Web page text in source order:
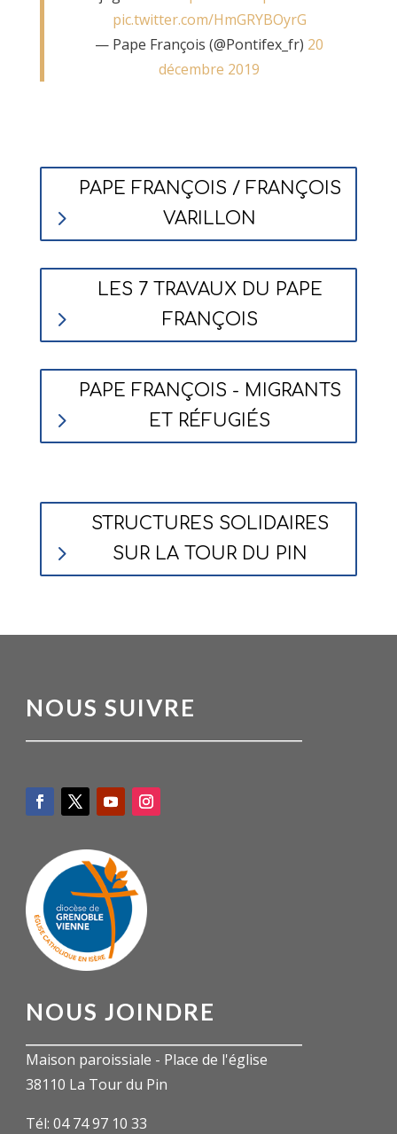
pic.twitter.com/HmGRYBOyrG
— Pape François (@Pontifex_fr) 20
décembre 2019
PAPE FRANÇOIS / FRANÇOIS
VARILLON
LES 7 TRAVAUX DU PAPE
FRANÇOIS
PAPE FRANÇOIS - MIGRANTS
ET RÉFUGIÉS
STRUCTURES SOLIDAIRES
SUR LA TOUR DU PIN
NOUS SUIVRE
NOUS JOINDRE
Maison paroissiale - Place de l'église
38110 La Tour du Pin
Tél: 04 74 97 10 33